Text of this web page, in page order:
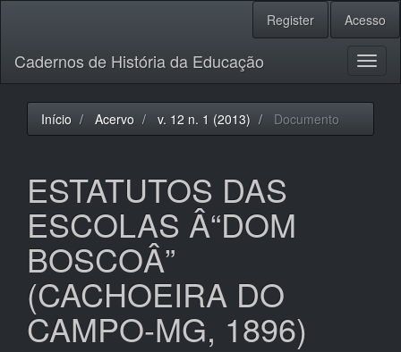
principal
Barra
Lateral
Register Acesso
Cadernos de História da Educação
Início Acervo v. 12 n. 1 (2013) Documento
ESTATUTOS DAS
ESCOLAS Â“DOM
BOSCOÂ”
(CACHOEIRA DO
CAMPO-MG, 1896)